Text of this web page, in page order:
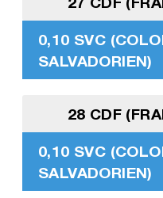
0,10 SVC
SALVADORIEN)
28 CDF
0,10 SVC
SALVADORIEN)